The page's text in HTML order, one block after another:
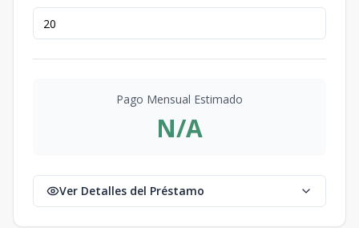
Pago Mensual Estimado
N/A
Ver Detalles del Préstamo